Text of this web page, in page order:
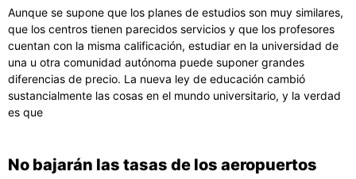
Aunque se supone que los planes de estudios son muy similares,
que los centros tienen parecidos servicios y que los profesores
cuentan con la misma calificación, estudiar en la universidad de
una u otra comunidad autónoma puede suponer grandes
diferencias de precio. La nueva ley de educación cambió
sustancialmente las cosas en el mundo universitario, y la verdad
es que
No bajarán las tasas de los aeropuertos